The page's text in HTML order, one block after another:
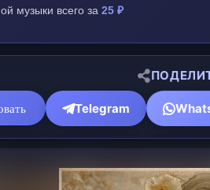
музыки всего за 25 ₽
Telegram